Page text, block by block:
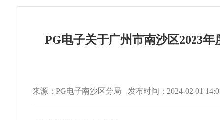
PG电子关于广州市南沙区2023
来源：PG电子南沙区分局 发布时间：2024-02-01